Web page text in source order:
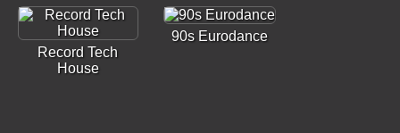
Record Tech
House
90s Eurodance